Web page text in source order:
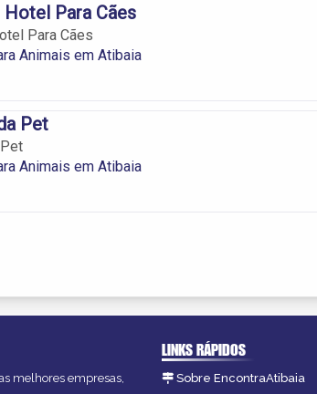
Hotel Para Cães
Para Cães
Animais em Atibaia
Pet
Animais em Atibaia
melhores empresas,
LINKS RÁPIDOS
Sobre EncontraAtibaia